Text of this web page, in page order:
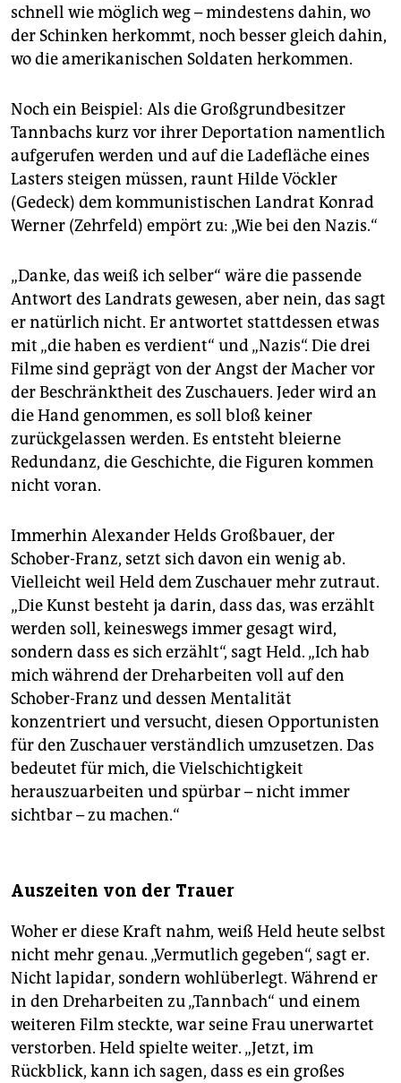
schnell wie möglich weg – mindestens dahin, wo
der Schinken herkommt, noch besser gleich dahin,
wo die amerikanischen Soldaten herkommen.
Noch ein Beispiel: Als die Großgrundbesitzer
Tannbachs kurz vor ihrer Deportation namentlich
aufgerufen werden und auf die Ladefläche eines
Lasters steigen müssen, raunt Hilde Vöckler
(Gedeck) dem kommunistischen Landrat Konrad
Werner (Zehrfeld) empört zu: „Wie bei den Nazis.“
„Danke, das weiß ich selber“ wäre die passende
Antwort des Landrats gewesen, aber nein, das sagt
er natürlich nicht. Er antwortet stattdessen etwas
mit „die haben es verdient“ und „Nazis“. Die drei
Filme sind geprägt von der Angst der Macher vor
der Beschränktheit des Zuschauers. Jeder wird an
die Hand genommen, es soll bloß keiner
zurückgelassen werden. Es entsteht bleierne
Redundanz, die Geschichte, die Figuren kommen
nicht voran.
Immerhin Alexander Helds Großbauer, der
Schober-Franz, setzt sich davon ein wenig ab.
Vielleicht weil Held dem Zuschauer mehr zutraut.
„Die Kunst besteht ja darin, dass das, was erzählt
werden soll, keineswegs immer gesagt wird,
sondern dass es sich erzählt“, sagt Held. „Ich hab
mich während der Dreharbeiten voll auf den
Schober-Franz und dessen Mentalität
konzentriert und versucht, diesen Opportunisten
für den Zuschauer verständlich umzusetzen. Das
bedeutet für mich, die Vielschichtigkeit
herauszuarbeiten und spürbar – nicht immer
sichtbar – zu machen.“
Auszeiten von der Trauer
Woher er diese Kraft nahm, weiß Held heute selbst
nicht mehr genau. „Vermutlich gegeben“, sagt er.
Nicht lapidar, sondern wohlüberlegt. Während er
in den Dreharbeiten zu „Tannbach“ und einem
weiteren Film steckte, war seine Frau unerwartet
verstorben. Held spielte weiter. „Jetzt, im
Rückblick, kann ich sagen, dass es ein großes